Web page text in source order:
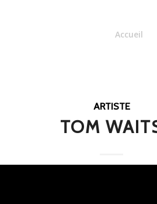
Accueil
ARTISTE
TOM